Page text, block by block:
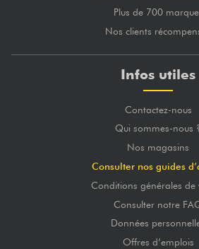
Plus de 700
Nos clients
Infos utiles
Contactez-nous
Qui sommes-nous
Nos magasins
Consulter nos guides
Conditions générales de
Consulter notre
Données
Offres d’emplois